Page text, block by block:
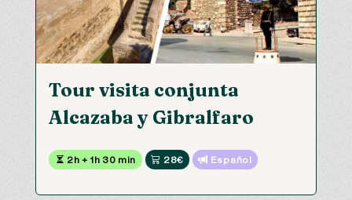
Tour visita conjunta
Alcazaba y Gibralfaro
2h + 1h 30 min 28€ Español